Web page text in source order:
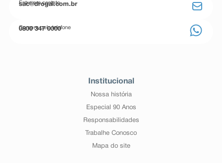
Entre em contato
sac@drogal.com.br
Compre pelo telefone
0800 347 0000
Institucional
Nossa história
Especial 90 Anos
Responsabilidades
Trabalhe Conosco
Mapa do site